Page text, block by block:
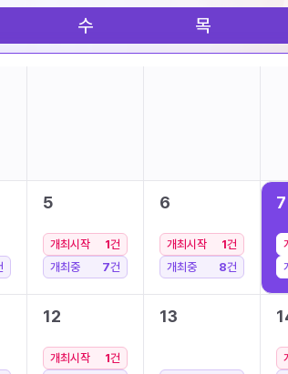
수 목
5
개최시작 1건
개최중
7건
6
개최시작 1건
개최중
8건
7
12
개최시작 1건
13